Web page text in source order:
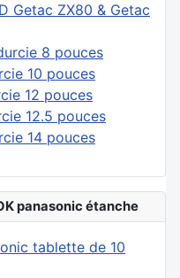
Getac ZX80 & Getac
8 pouces
10 pouces
12 pouces
12.5 pouces
14 pouces
panasonic étanche
tablette de 10